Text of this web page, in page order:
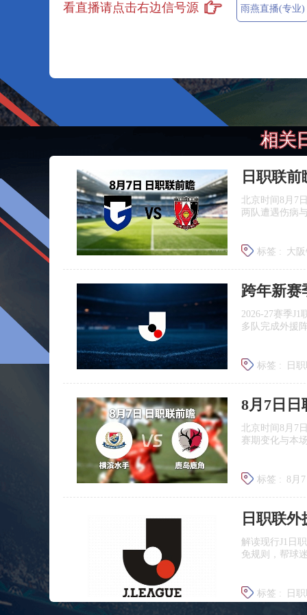
看直播请点击右边信号源 雨燕直播(专业)
相关
北京时间8月7
两队遭遇伤病
标签 : 大
浦和红钻
跨年新赛
2026‑27赛季
多队完成外援
标签 :
日
广岛三箭
8月7日日
北京时间8月7
赛期变化与本
标签 : 8月
日职联前
日职联
解读现行J1日
免规则，帮球
标签 :
日